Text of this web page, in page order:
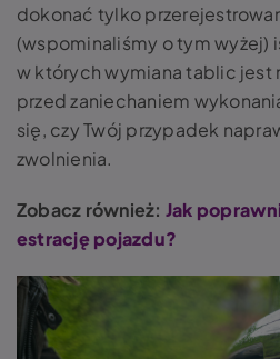
dokonać tylko
(wspominaliśmy o tym wyżej)
w których wymiana tablic jest
przed zaniechaniem
się, czy Twój przypadek
zwolnienia.
Zobacz również: Jak
estrację pojazdu?